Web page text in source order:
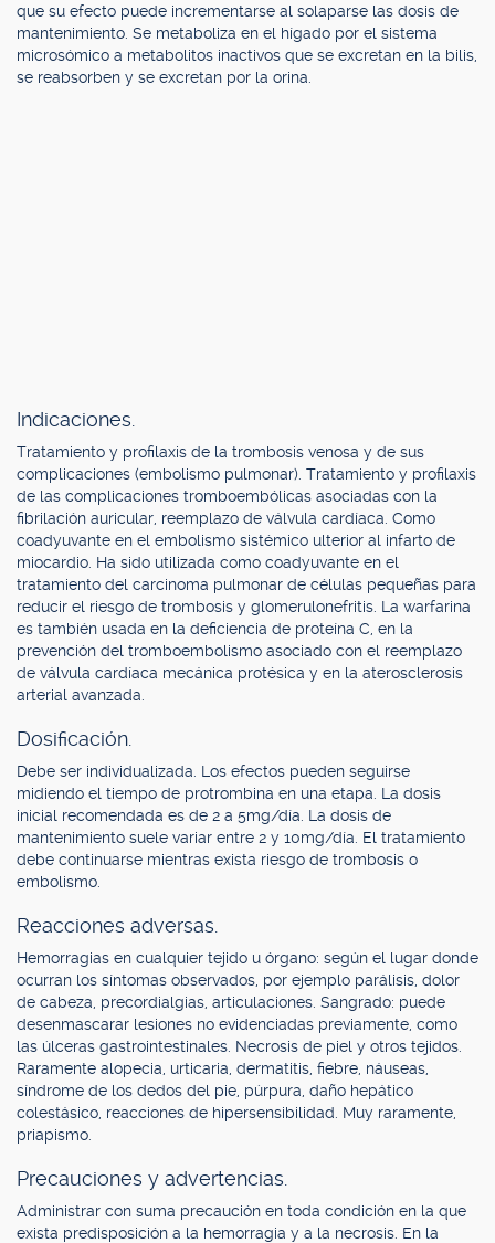
que su efecto puede incrementarse al solaparse las dosis de
mantenimiento. Se metaboliza en el hígado por el sistema
microsómico a metabolitos inactivos que se excretan en la bilis,
se reabsorben y se excretan por la orina.
Indicaciones.
Tratamiento y profilaxis de la trombosis venosa y de sus
complicaciones (embolismo pulmonar). Tratamiento y profilaxis
de las complicaciones tromboembólicas asociadas con la
fibrilación auricular, reemplazo de válvula cardíaca. Como
coadyuvante en el embolismo sistémico ulterior al infarto de
miocardio. Ha sido utilizada como coadyuvante en el
tratamiento del carcinoma pulmonar de células pequeñas para
reducir el riesgo de trombosis y glomerulonefritis. La warfarina
es también usada en la deficiencia de proteína C, en la
prevención del tromboembolismo asociado con el reemplazo
de válvula cardíaca mecánica protésica y en la aterosclerosis
arterial avanzada.
Dosificación.
Debe ser individualizada. Los efectos pueden seguirse
midiendo el tiempo de protrombina en una etapa. La dosis
inicial recomendada es de 2 a 5mg/día. La dosis de
mantenimiento suele variar entre 2 y 10mg/día. El tratamiento
debe continuarse mientras exista riesgo de trombosis o
embolismo.
Reacciones adversas.
Hemorragias en cualquier tejido u órgano: según el lugar donde
ocurran los síntomas observados, por ejemplo parálisis, dolor
de cabeza, precordialgias, articulaciones. Sangrado: puede
desenmascarar lesiones no evidenciadas previamente, como
las úlceras gastrointestinales. Necrosis de piel y otros tejidos.
Raramente alopecia, urticaria, dermatitis, fiebre, náuseas,
síndrome de los dedos del pie, púrpura, daño hepático
colestásico, reacciones de hipersensibilidad. Muy raramente,
priapismo.
Precauciones y advertencias.
Administrar con suma precaución en toda condición en la que
exista predisposición a la hemorragia y a la necrosis. En la